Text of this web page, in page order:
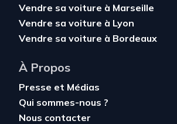
Vendre sa voiture à Marseille
Vendre sa voiture à Lyon
Vendre sa voiture à Bordeaux
À Propos
Presse et Médias
Qui sommes-nous ?
Nous contacter